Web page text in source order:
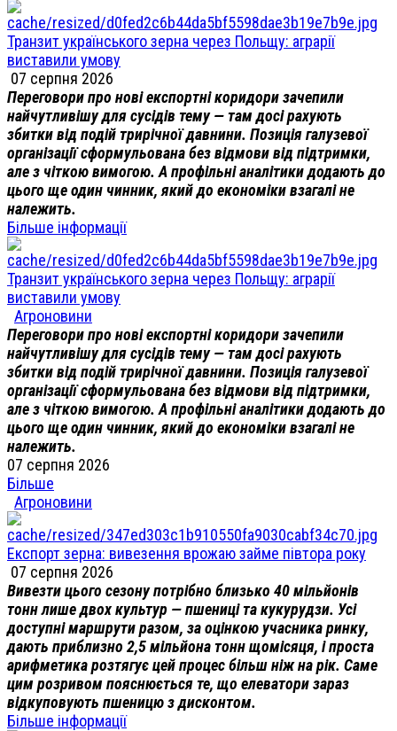
Транзит українського зерна через Польщу: аграрії
виставили умову
07 серпня 2026
Переговори про нові експортні коридори зачепили
найчутливішу для сусідів тему — там досі рахують
збитки від подій трирічної давнини. Позиція галузевої
організації сформульована без відмови від підтримки,
але з чіткою вимогою. А профільні аналітики додають до
цього ще один чинник, який до економіки взагалі не
належить.
Більше інформації
Транзит українського зерна через Польщу: аграрії
виставили умову
Агроновини
Переговори про нові експортні коридори зачепили
найчутливішу для сусідів тему — там досі рахують
збитки від подій трирічної давнини. Позиція галузевої
організації сформульована без відмови від підтримки,
але з чіткою вимогою. А профільні аналітики додають до
цього ще один чинник, який до економіки взагалі не
належить.
07 серпня 2026
Більше
Агроновини
Експорт зерна: вивезення врожаю займе півтора року
07 серпня 2026
Вивезти цього сезону потрібно близько 40 мільйонів
тонн лише двох культур — пшениці та кукурудзи. Усі
доступні маршрути разом, за оцінкою учасника ринку,
дають приблизно 2,5 мільйона тонн щомісяця, і проста
арифметика розтягує цей процес більш ніж на рік. Саме
цим розривом пояснюється те, що елеватори зараз
відкуповують пшеницю з дисконтом.
Більше інформації